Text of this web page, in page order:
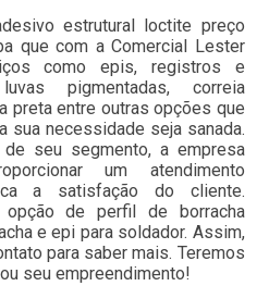
estrutural loctite preço
que com a Comercial Lester
como epis, registros e
pigmentadas, correia
preta entre outras opções que
sua necessidade seja sanada.
seu segmento, a empresa
um atendimento
a satisfação do cliente.
opção de perfil de borracha
e epi para soldador. Assim,
para saber mais. Teremos
seu empreendimento!